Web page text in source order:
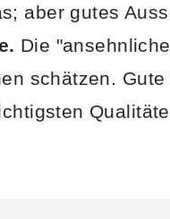
aber gutes
Die
schätzen. Gute